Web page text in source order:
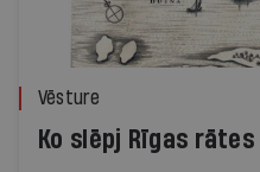
Vēsture
Ko slēpj Rīgas